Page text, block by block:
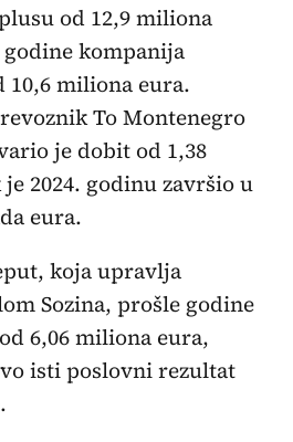
od 12,9 miliona
godine kompanija
miliona eura.
To Montenegro
je dobit od 1,38
2024. godinu završio u
eura.
koja upravlja
Sozina, prošle godine
6,06 miliona eura,
isti poslovni rezultat